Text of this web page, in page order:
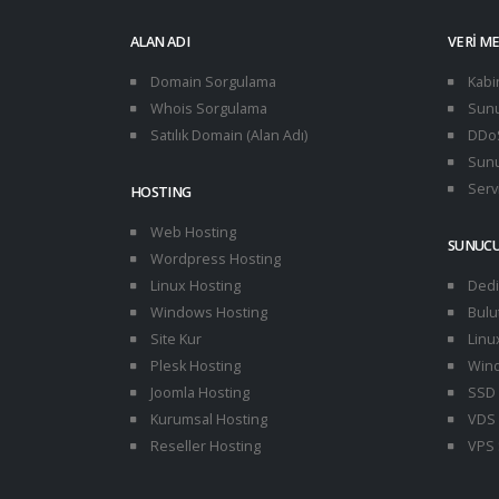
ALAN ADI
Domain Sorgulama
Whois Sorgulama
Satılık Domain (Alan Adı)
HOSTING
Web Hosting
Wordpress Hosting
Linux Hosting
Windows Hosting
Site Kur
Plesk Hosting
Joomla Hosting
Kurumsal Hosting
Reseller Hosting
VERI